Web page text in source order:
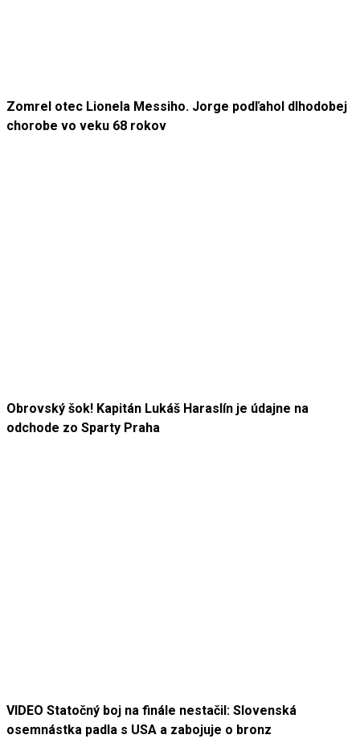
Zomrel otec Lionela Messiho. Jorge podľahol dlhodobej
chorobe vo veku 68 rokov
Obrovský šok! Kapitán Lukáš Haraslín je údajne na
odchode zo Sparty Praha
VIDEO Statočný boj na finále nestačil: Slovenská
osemnástka padla s USA a zabojuje o bronz